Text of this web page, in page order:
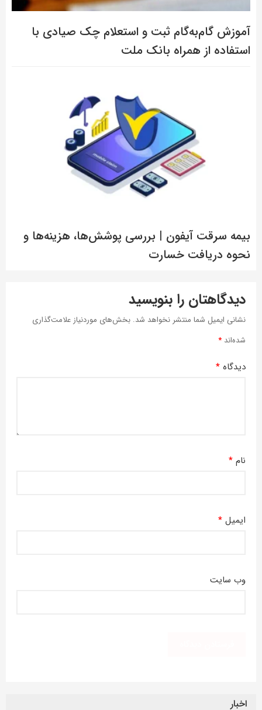
آموزش گام‌به‌گام ثبت و استعلام چک صیادی با
استفاده از همراه بانک ملت
بیمه سرقت آیفون | بررسی پوشش‌ها، هزینه‌ها و
نحوه دریافت خسارت
دیدگاهتان را بنویسید
نشانی ایمیل شما منتشر نخواهد شد. بخش‌های موردنیاز علامت‌گذاری
شده‌اند *
دیدگاه *
نام *
ایمیل *
وب‌ سایت
اخبار